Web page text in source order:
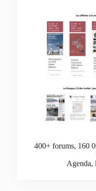
400+ forums, 160
Agenda,